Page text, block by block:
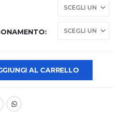
1.549,77 €
AL CARRELLO